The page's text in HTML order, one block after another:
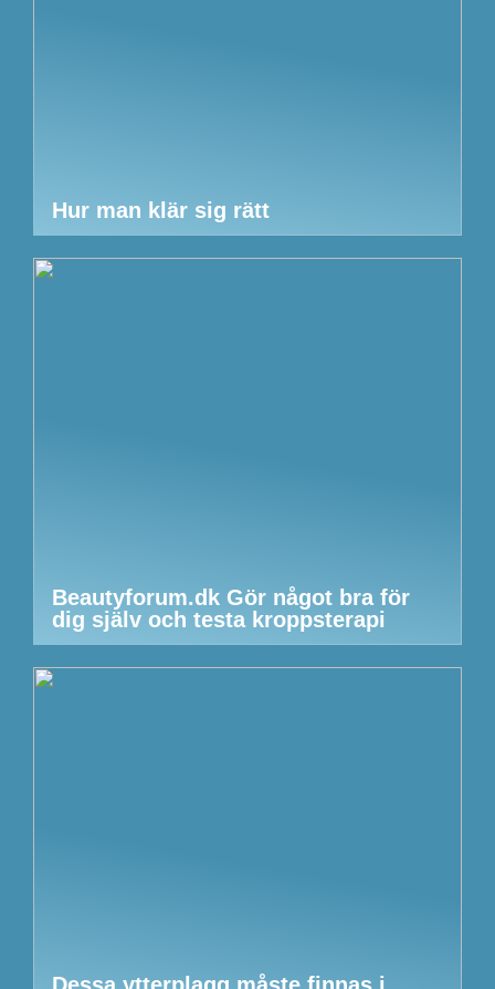
Hur man klär sig rätt
Beautyforum.dk Gör något bra för
dig själv och testa kroppsterapi